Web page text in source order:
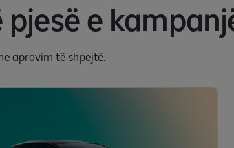
e
aprovim të shpejtë.